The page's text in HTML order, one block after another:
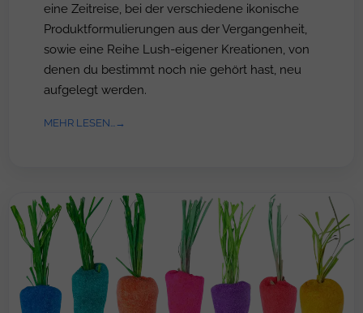
eine Zeitreise, bei der verschiedene ikonische
Produktformulierungen aus der Vergangenheit,
sowie eine Reihe Lush-eigener Kreationen, von
denen du bestimmt noch nie gehört hast, neu
aufgelegt werden.
MEHR LESEN...